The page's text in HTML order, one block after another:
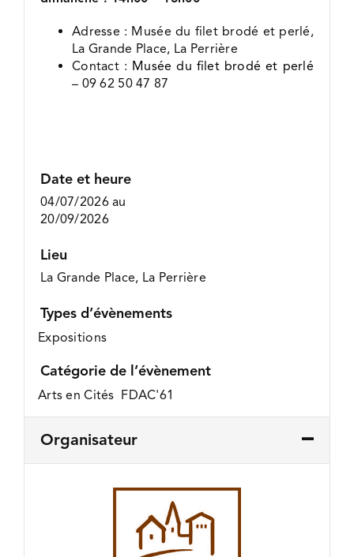
Adresse : Musée du filet brodé et perlé,
La Grande Place, La Perrière
Contact : Musée du filet brodé et perlé
– 09 62 50 47 87
Date et heure
04/07/2026au
20/09/2026
Lieu
La Grande Place, La Perrière
Types d’évènements
Expositions
Catégorie de l’évènement
Arts en Cités FDAC'61
Organisateur